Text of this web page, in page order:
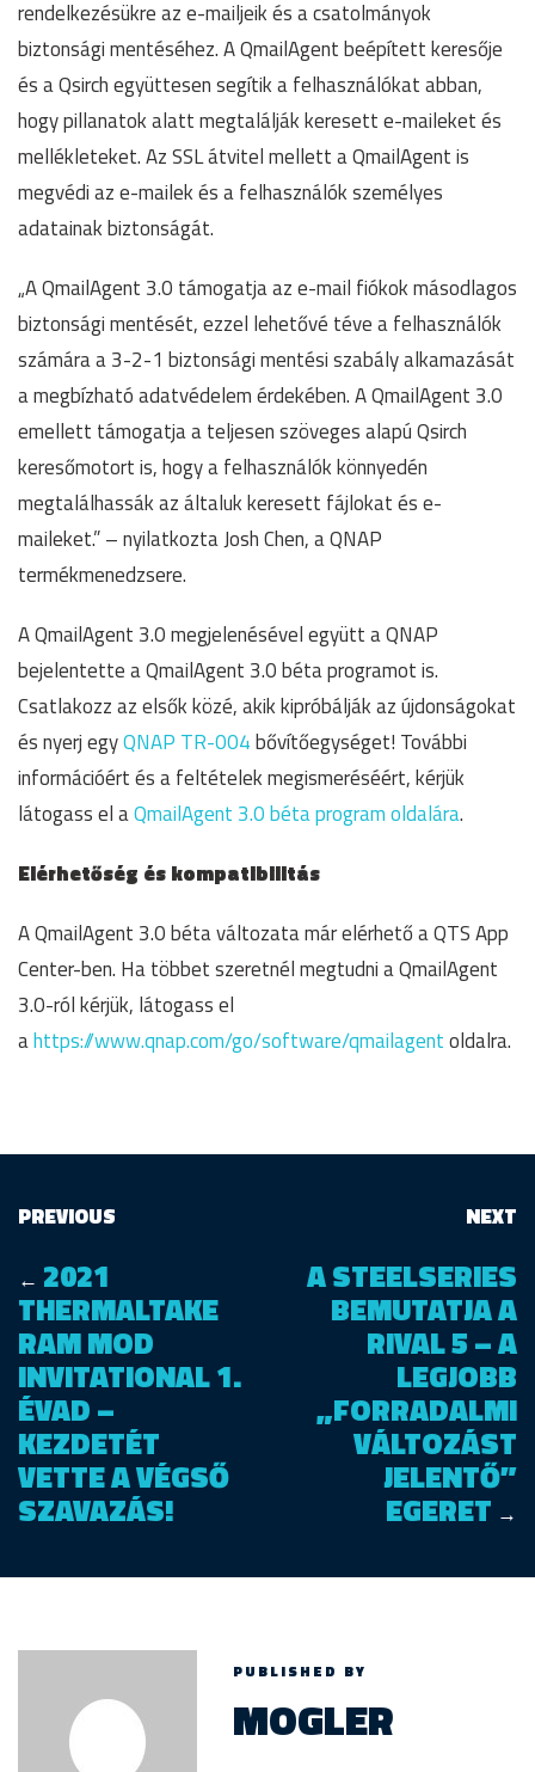
rendelkezésükre az e-mailjeik és a csatolmányok
biztonsági mentéséhez. A QmailAgent beépített keresője
és a Qsirch együttesen segítik a felhasználókat abban,
hogy pillanatok alatt megtalálják keresett e-maileket és
mellékleteket. Az SSL átvitel mellett a QmailAgent is
megvédi az e-mailek és a felhasználók személyes
adatainak biztonságát.
„A QmailAgent 3.0 támogatja az e-mail fiókok másodlagos
biztonsági mentését, ezzel lehetővé téve a felhasználók
számára a 3-2-1 biztonsági mentési szabály alkamazását
a megbízható adatvédelem érdekében. A QmailAgent 3.0
emellett támogatja a teljesen szöveges alapú Qsirch
keresőmotort is, hogy a felhasználók könnyedén
megtalálhassák az általuk keresett fájlokat és e-
maileket.” – nyilatkozta Josh Chen, a QNAP
termékmenedzsere.
A QmailAgent 3.0 megjelenésével együtt a QNAP
bejelentette a QmailAgent 3.0 béta programot is.
Csatlakozz az elsők közé, akik kipróbálják az újdonságokat
és nyerj egyQNAP TR-004bővítőegységet! További
információért és a feltételek megismeréséért, kérjük
látogass el aQmailAgent 3.0 béta program oldalára.
Elérhetőség és kompatibilitás
A QmailAgent 3.0 béta változata már elérhető a QTS App
Center-ben. Ha többet szeretnél megtudni a QmailAgent
3.0-ról kérjük, látogass el
ahttps://www.qnap.com/go/software/qmailagentoldalra.
PREVIOUS
← 2021
THERMALTAKE
RAM MOD
INVITATIONAL 1.
ÉVAD –
KEZDETÉT
VETTE A VÉGSŐ
SZAVAZÁS!
NEXT
A STEELSERIES
BEMUTATJA A
RIVAL 5 – A
LEGJOBB
„FORRADALMI
VÁLTOZÁST
JELENTŐ”
EGERET →
PUBLISHED BY
MOGLER